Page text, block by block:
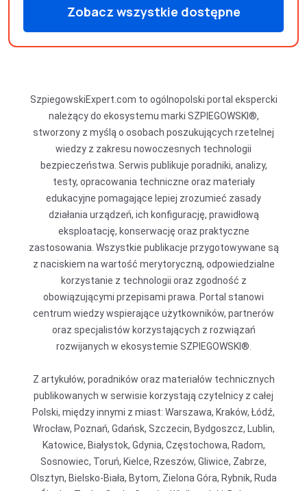
Zobacz wszystkie dostępne
produkty
SzpiegowskiExpert.com to ogólnopolski portal ekspercki
należący do ekosystemu marki SZPIEGOWSKI®,
stworzony z myślą o osobach poszukujących rzetelnej
wiedzy z zakresu nowoczesnych technologii
bezpieczeństwa. Serwis publikuje poradniki, analizy,
testy, opracowania techniczne oraz materiały
edukacyjne pomagające lepiej zrozumieć zasady
działania urządzeń, ich konfigurację, prawidłową
eksploatację, konserwację oraz praktyczne
zastosowania. Wszystkie publikacje przygotowywane są
z naciskiem na wartość merytoryczną, odpowiedzialne
korzystanie z technologii oraz zgodność z
obowiązującymi przepisami prawa. Portal stanowi
centrum wiedzy wspierające użytkowników, partnerów
oraz specjalistów korzystających z rozwiązań
rozwijanych w ekosystemie SZPIEGOWSKI®.
Z artykułów, poradników oraz materiałów technicznych
publikowanych w serwisie korzystają czytelnicy z całej
Polski, między innymi z miast: Warszawa, Kraków, Łódź,
Wrocław, Poznań, Gdańsk, Szczecin, Bydgoszcz, Lublin,
Katowice, Białystok, Gdynia, Częstochowa, Radom,
Sosnowiec, Toruń, Kielce, Rzeszów, Gliwice, Zabrze,
Olsztyn, Bielsko-Biała, Bytom, Zielona Góra, Rybnik, Ruda